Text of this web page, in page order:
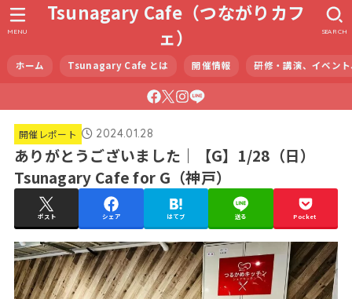
Tsunagary Cafe（つながりカフ
ェ）
ホーム Tsunagary Cafe とは 開催情報 研修・講演、イベン
SEARCH
MENU
開催レポート 2024.01.28
ありがとうございました｜【G】1/28（日）
Tsunagary Cafe for G（神戸）
ポスト シェア はてブ 送る Pocket